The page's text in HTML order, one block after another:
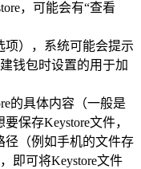
，可能会有“查看
项），系统可能会提示
钱包时设置的用于加
的具体内容（一般是
保存Keystore文件，
径（例如手机的文件存
即可将Keystore文件